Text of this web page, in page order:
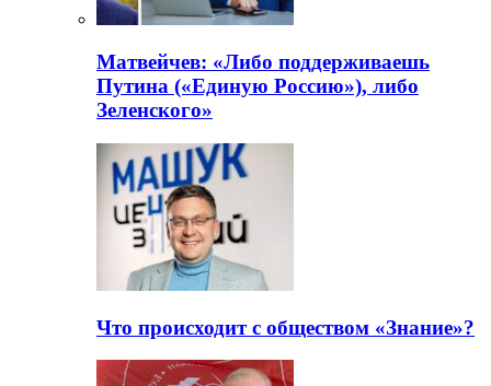
Матвейчев: «Либо поддерживаешь
Путина («Единую Россию»), либо
Зеленского»
Что происходит с обществом «Знание»?